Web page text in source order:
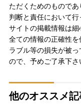
ただくためのもので
判断と責任において
サイトの掲載情報は
全ての情報の正確性
ラブル等の損失が被
ので、予めご了承下さ
他のオススメ記